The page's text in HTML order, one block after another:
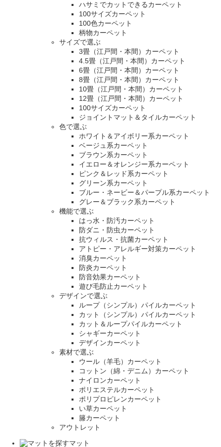
ハサミでカットできるカーペット
100サイズカーペット
100色カーペット
柄物カーペット
サイズで選ぶ
3畳（江戸間・本間）カーペット
4.5畳（江戸間・本間）カーペット
6畳（江戸間・本間）カーペット
8畳（江戸間・本間）カーペット
10畳（江戸間・本間）カーペット
12畳（江戸間・本間）カーペット
100サイズカーペット
ジョイントマット＆タイルカーペット
色で選ぶ
ホワイト＆アイボリー系カーペット
ベージュ系カーペット
ブラウン系カーペット
イエロー＆オレンジー系カーペット
ピンク＆レッド系カーペット
グリーン系カーペット
ブルー・ネービー＆パープル系カーペット
グレー＆ブラック系カーペット
機能で選ぶ
はっ水・防汚カーペット
防ダニ・防虫カーペット
抗ウィルス・抗菌カーペット
アトピー・アレルギー対策カーペット
消臭カーペット
防炎カーペット
防音効果カーペット
遊び毛防止カーペット
デザインで選ぶ
ループ（シンプル）パイルカーペット
カット（シンプル）パイルカーペット
カット＆ループパイルカーペット
シャギーカーペット
デザインカーペット
素材で選ぶ
ウール（羊毛）カーペット
コットン（綿・デニム）カーペット
ナイロンカーペット
ポリエステルカーペット
ポリプロピレンカーペット
い草カーペット
籐カーペット
アウトレット
マット